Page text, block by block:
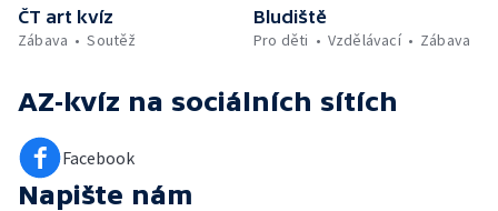
ČT art kvíz
Zábava
Soutěž
Bludiště
Pro děti
Vzdělávací Zábava
AZ-kvíz na sociálních sítích
Facebook
Napište nám